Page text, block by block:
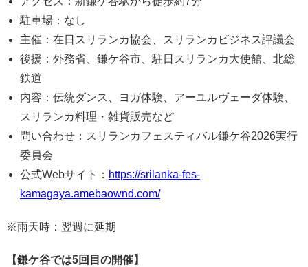
駐車場：なし
主催：在日スリランカ協会、スリランカビジネス評議会
後援：外務省、鎌ケ谷市、駐日スリランカ大使館、北総
鉄道
内容：伝統ダンス、ヨガ体験、アーユルヴェーダ体験、
スリランカ料理・雑貨販売など
問い合わせ：スリランカフェスティバル鎌ケ谷2026実行
委員会
公式Webサイト： https://srilanka-fes-
kamagaya.amebaownd.com/
※雨天時：翌週に延期
【鎌ケ谷では5回目の開催】